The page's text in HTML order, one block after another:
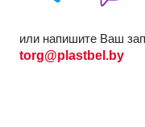
или напишите Ваш
torg@plastbel.by